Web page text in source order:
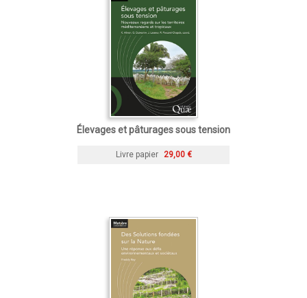
Élevages et pâturages sous tension
Livre papier 29,00 €